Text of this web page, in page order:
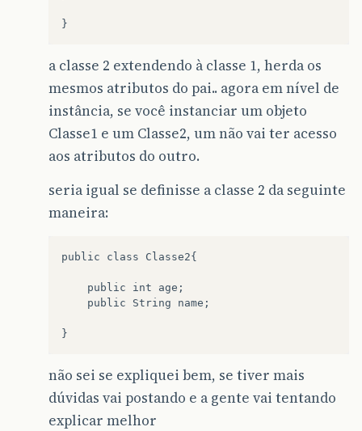
}
a classe 2 extendendo à classe 1, herda os
mesmos atributos do pai.. agora em nível de
instância, se você instanciar um objeto
Classe1 e um Classe2, um não vai ter acesso
aos atributos do outro.
seria igual se definisse a classe 2 da seguinte
maneira:
public class Classe2{
    public int age;
    public String name;
não sei se expliquei bem, se tiver mais
dúvidas vai postando e a gente vai tentando
explicar melhor